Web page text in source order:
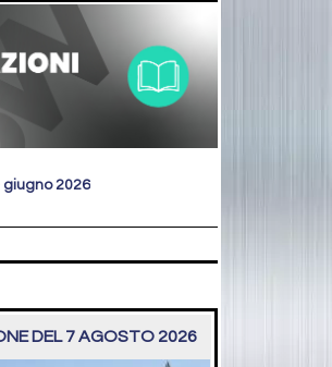
2026
DEL 7 AGOSTO 2026